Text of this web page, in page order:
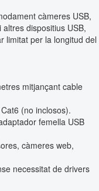
càmeres USB,
dispositius USB,
limitat per la longitud del
mitjançant cable
(no inclosos).
femella USB
càmeres web,
necessitat de drivers